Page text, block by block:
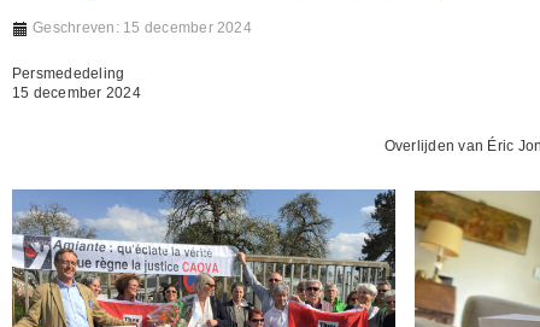
Geschreven: 15 december 2024
Persmededeling
15 december 2024
Overlijden van Éric